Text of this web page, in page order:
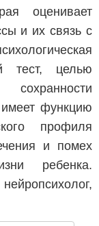
оценивает
и их связь с
тест, целью
функцию
профиля
и помех
ребенка.